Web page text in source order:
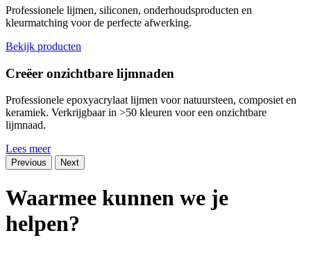
Professionele lijmen, siliconen, onderhoudsproducten en
kleurmatching voor de perfecte afwerking.
Bekijk producten
Creëer onzichtbare lijmnaden
Professionele epoxyacrylaat lijmen voor natuursteen, composiet en
keramiek. Verkrijgbaar in >50 kleuren voor een onzichtbare
lijmnaad.
Lees meer
Previous Next
Waarmee kunnen we je
helpen?